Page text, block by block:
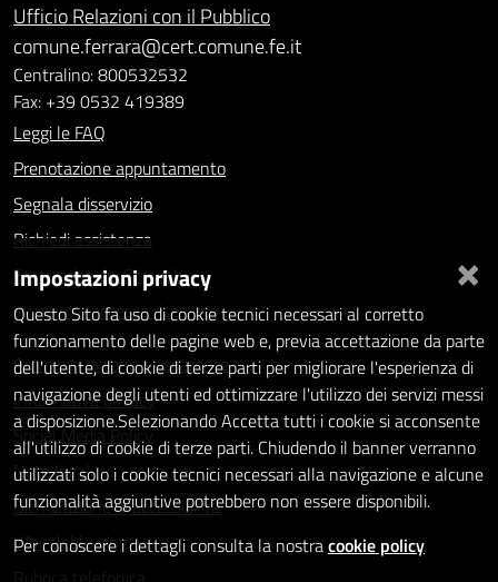
Ufficio Relazioni con il Pubblico
comune.ferrara@cert.comune.fe.it
Centralino: 800532532
Fax: +39 0532 419389
Leggi le FAQ
Prenotazione appuntamento
Segnala disservizio
Richiedi assistenza
Statistiche dei Siti web
Intranet - accesso riservato
Amministrazione trasparente
Informativa privacy
Social Media Policy
Note legali
Dichiarazione di accessibilità
Whistleblowing
×
Impostazioni privacy
Questo Sito fa uso di cookie tecnici necessari al corretto
funzionamento delle pagine web e, previa accettazione da parte
dell'utente, di cookie di terze parti per migliorare l'esperienza di
navigazione degli utenti ed ottimizzare l'utilizzo dei servizi messi
a disposizione.Selezionando Accetta tutti i cookie si acconsente
all'utilizzo di cookie di terze parti. Chiudendo il banner verranno
utilizzati solo i cookie tecnici necessari alla navigazione e alcune
funzionalità aggiuntive potrebbero non essere disponibili.
Per conoscere i dettagli consulta la nostracookie policy